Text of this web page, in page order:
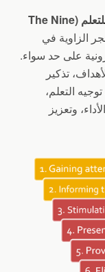
نموذج الأحداث التسعة للتعلم (The Nine
الزاوية في
على حد سواء.
تذكير
التعلم،
وتعزيز